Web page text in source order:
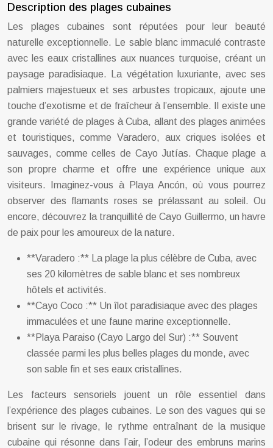
Description des plages cubaines
Les plages cubaines sont réputées pour leur beauté
naturelle exceptionnelle. Le sable blanc immaculé contraste
avec les eaux cristallines aux nuances turquoise, créant un
paysage paradisiaque. La végétation luxuriante, avec ses
palmiers majestueux et ses arbustes tropicaux, ajoute une
touche d’exotisme et de fraîcheur à l’ensemble. Il existe une
grande variété de plages à Cuba, allant des plages animées
et touristiques, comme Varadero, aux criques isolées et
sauvages, comme celles de Cayo Jutías. Chaque plage a
son propre charme et offre une expérience unique aux
visiteurs. Imaginez-vous à Playa Ancón, où vous pourrez
observer des flamants roses se prélassant au soleil. Ou
encore, découvrez la tranquillité de Cayo Guillermo, un havre
de paix pour les amoureux de la nature.
**Varadero :** La plage la plus célèbre de Cuba, avec
ses 20 kilomètres de sable blanc et ses nombreux
hôtels et activités.
**Cayo Coco :** Un îlot paradisiaque avec des plages
immaculées et une faune marine exceptionnelle.
**Playa Paraiso (Cayo Largo del Sur) :** Souvent
classée parmi les plus belles plages du monde, avec
son sable fin et ses eaux cristallines.
Les facteurs sensoriels jouent un rôle essentiel dans
l’expérience des plages cubaines. Le son des vagues qui se
brisent sur le rivage, le rythme entraînant de la musique
cubaine qui résonne dans l’air, l’odeur des embruns marins